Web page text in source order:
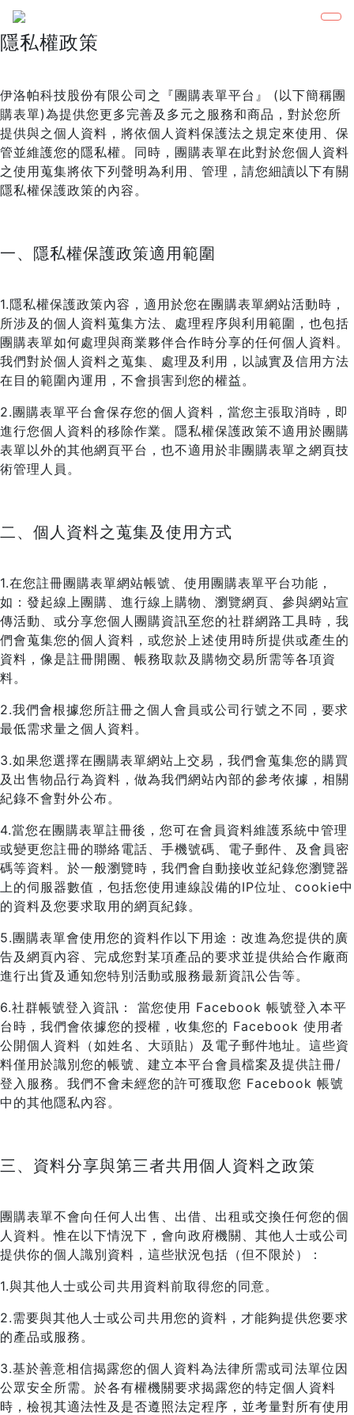
隱私權政策
伊洛帕科技股份有限公司之『團購表單平台』 (以下簡稱團
購表單)為提供您更多完善及多元之服務和商品，對於您所
提供與之個人資料，將依個人資料保護法之規定來使用、保
管並維護您的隱私權。同時，團購表單在此對於您個人資料
之使用蒐集將依下列聲明為利用、管理，請您細讀以下有關
隱私權保護政策的內容。
一、隱私權保護政策適用範圍
1.隱私權保護政策內容，適用於您在團購表單網站活動時，
所涉及的個人資料蒐集方法、處理程序與利用範圍，也包括
團購表單如何處理與商業夥伴合作時分享的任何個人資料。
我們對於個人資料之蒐集、處理及利用，以誠實及信用方法
在目的範圍內運用，不會損害到您的權益。
2.團購表單平台會保存您的個人資料，當您主張取消時，即
進行您個人資料的移除作業。隱私權保護政策不適用於團購
表單以外的其他網頁平台，也不適用於非團購表單之網頁技
術管理人員。
二、個人資料之蒐集及使用方式
1.在您註冊團購表單網站帳號、使用團購表單平台功能，
如：發起線上團購、進行線上購物、瀏覽網頁、參與網站宣
傳活動、或分享您個人團購資訊至您的社群網路工具時，我
們會蒐集您的個人資料，或您於上述使用時所提供或產生的
資料，像是註冊開團、帳務取款及購物交易所需等各項資
料。
2.我們會根據您所註冊之個人會員或公司行號之不同，要求
最低需求量之個人資料。
3.如果您選擇在團購表單網站上交易，我們會蒐集您的購買
及出售物品行為資料，做為我們網站內部的參考依據，相關
紀錄不會對外公布。
4.當您在團購表單註冊後，您可在會員資料維護系統中管理
或變更您註冊的聯絡電話、手機號碼、電子郵件、及會員密
碼等資料。於一般瀏覽時，我們會自動接收並紀錄您瀏覽器
上的伺服器數值，包括您使用連線設備的IP位址、cookie中
的資料及您要求取用的網頁紀錄。
5.團購表單會使用您的資料作以下用途：改進為您提供的廣
告及網頁內容、完成您對某項產品的要求並提供給合作廠商
進行出貨及通知您特別活動或服務最新資訊公告等。
6.社群帳號登入資訊： 當您使用 Facebook 帳號登入本平
台時，我們會依據您的授權，收集您的 Facebook 使用者
公開個人資料（如姓名、大頭貼）及電子郵件地址。這些資
料僅用於識別您的帳號、建立本平台會員檔案及提供註冊/
登入服務。我們不會未經您的許可獲取您 Facebook 帳號
中的其他隱私內容。
三、資料分享與第三者共用個人資料之政策
團購表單不會向任何人出售、出借、出租或交換任何您的個
人資料。惟在以下情況下，會向政府機關、其他人士或公司
提供你的個人識別資料，這些狀況包括（但不限於）：
1.與其他人士或公司共用資料前取得您的同意。
2.需要與其他人士或公司共用您的資料，才能夠提供您要求
的產品或服務。
3.基於善意相信揭露您的個人資料為法律所需或司法單位因
公眾安全所需。於各有權機關要求揭露您的特定個人資料
時，檢視其適法性及是否遵照法定程序，並考量對所有使用